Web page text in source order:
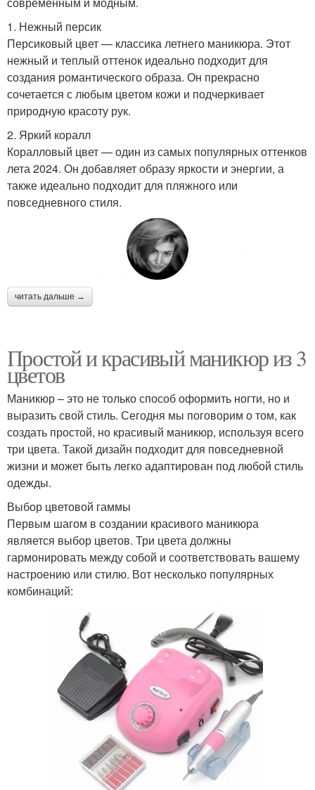
1. Нежный персик
Персиковый цвет — классика летнего маникюра. Этот
нежный и теплый оттенок идеально подходит для
создания романтического образа. Он прекрасно
сочетается с любым цветом кожи и подчеркивает
природную красоту рук.
2. Яркий коралл
Коралловый цвет — один из самых популярных оттенков
лета 2024. Он добавляет образу яркости и энергии, а
также идеально подходит для пляжного или
повседневного стиля.
читать дальше →
Простой и красивый маникюр из 3
цветов
Маникюр – это не только способ оформить ногти, но и
выразить свой стиль. Сегодня мы поговорим о том, как
создать простой, но красивый маникюр, используя всего
три цвета. Такой дизайн подходит для повседневной
жизни и может быть легко адаптирован под любой стиль
одежды.
Выбор цветовой гаммы
Первым шагом в создании красивого маникюра
является выбор цветов. Три цвета должны
гармонировать между собой и соответствовать вашему
настроению или стилю. Вот несколько популярных
комбинаций: